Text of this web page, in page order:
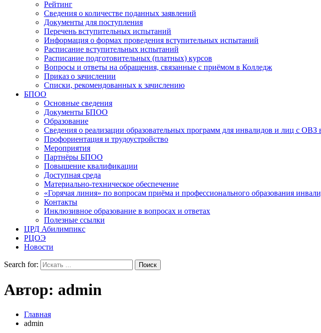
Рейтинг
Сведения о количестве поданных заявлений
Документы для поступления
Перечень вступительных испытаний
Информация о формах проведения вступительных испытаний
Расписание вступительных испытаний
Расписание подготовительных (платных) курсов
Вопросы и ответы на обращения, связанные с приёмом в Колледж
Приказ о зачислении
Списки, рекомендованных к зачислению
БПОО
Основные сведения
Документы БПОО
Образование
Сведения о реализации образовательных программ для инвалидов и лиц с
Профориентация и трудоустройство
Мероприятия
Партнёры БПОО
Повышение квалификации
Доступная среда
Материально-техническое обеспечение
«Горячая линия» по вопросам приёма и профессионального образования
Контакты
Инклюзивное образование в вопросах и ответах
Полезные ссылки
ЦРД Абилимпикс
РЦОЭ
Новости
Search for:
Автор: admin
Главная
admin